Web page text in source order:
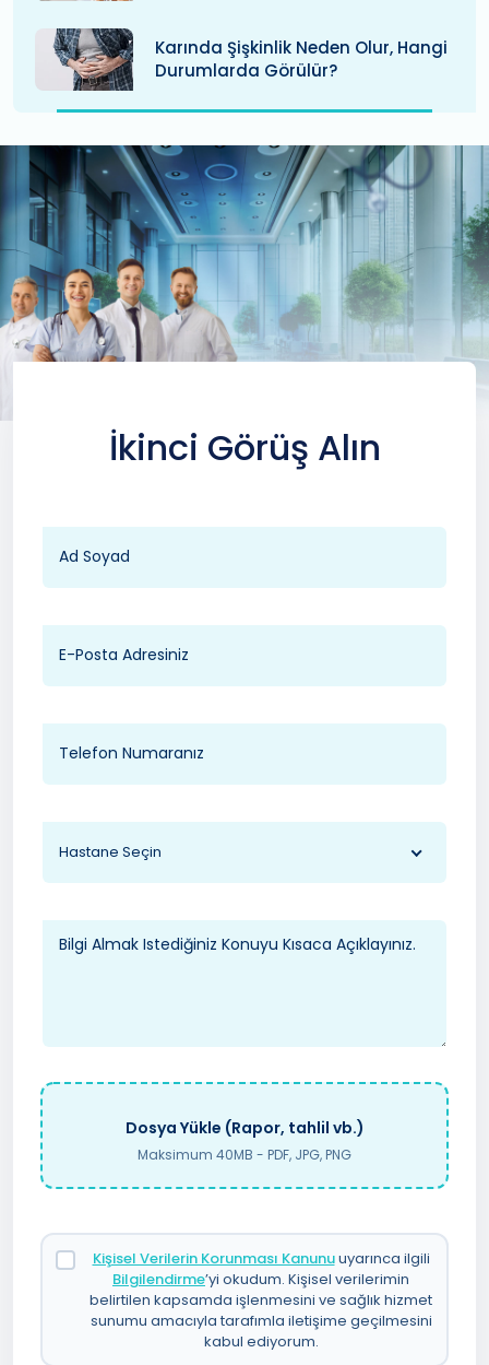
Karında Şişkinlik Neden Olur, Hangi
Durumlarda Görülür?
İkinci Görüş Alın
Hastane Seçin
Dosya Yükle (Rapor, tahlil vb.)
Maksimum 40MB - PDF, JPG, PNG
Kişisel Verilerin Korunması Kanunuuyarınca ilgili
Bilgilendirme’yi okudum. Kişisel verilerimin
belirtilen kapsamda işlenmesini ve sağlık hizmet
sunumu amacıyla tarafımla iletişime geçilmesini
kabul ediyorum.